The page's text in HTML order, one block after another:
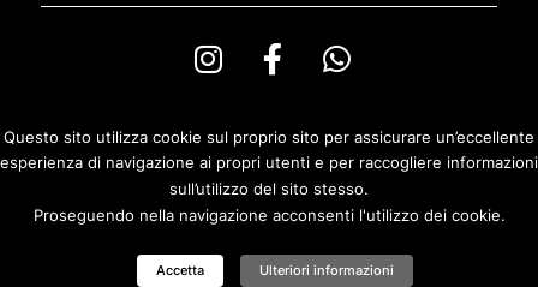
© Copyright Ordine degli Architetti PPeC della Provincia di Bergamo e
Fondazione Architetti Bergamo
Questo sito utilizza cookie sul proprio sito per assicurare un’eccellente
esperienza di navigazione ai propri utenti e per raccogliere informazioni
sull’utilizzo del sito stesso.
Proseguendo nella navigazione acconsenti l'utilizzo dei cookie.
Accetta Ulteriori informazioni